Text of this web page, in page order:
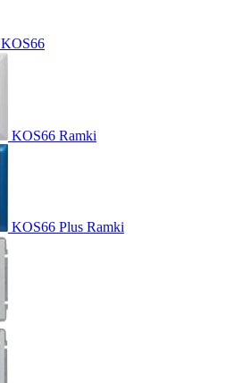
KOS66
KOS66 Ramki
KOS66 Plus Ramki